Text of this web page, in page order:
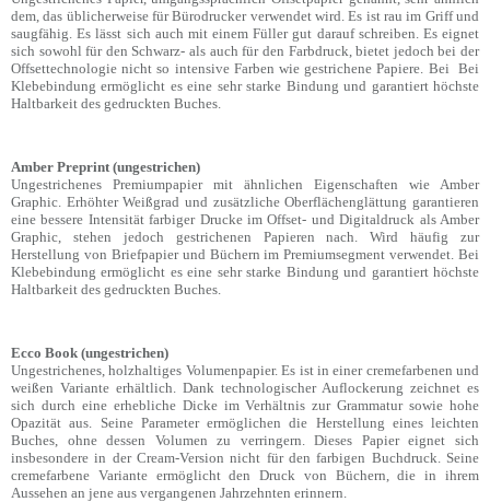
dem, das üblicherweise für Bürodrucker verwendet wird. Es ist rau im Griff und
saugfähig. Es lässt sich auch mit einem Füller gut darauf schreiben. Es eignet
sich sowohl für den Schwarz- als auch für den Farbdruck, bietet jedoch bei der
Offsettechnologie nicht so intensive Farben wie gestrichene Papiere. Bei Bei
Klebebindung ermöglicht es eine sehr starke Bindung und garantiert höchste
Haltbarkeit des gedruckten Buches.
Amber Preprint (ungestrichen)
Ungestrichenes Premiumpapier mit ähnlichen Eigenschaften wie Amber
Graphic. Erhöhter Weißgrad und zusätzliche Oberflächenglättung garantieren
eine bessere Intensität farbiger Drucke im Offset- und Digitaldruck als Amber
Graphic, stehen jedoch gestrichenen Papieren nach. Wird häufig zur
Herstellung von Briefpapier und Büchern im Premiumsegment verwendet. Bei
Klebebindung ermöglicht es eine sehr starke Bindung und garantiert höchste
Haltbarkeit des gedruckten Buches.
Ecco Book (ungestrichen)
Ungestrichenes, holzhaltiges Volumenpapier. Es ist in einer cremefarbenen und
weißen Variante erhältlich. Dank technologischer Auflockerung zeichnet es
sich durch eine erhebliche Dicke im Verhältnis zur Grammatur sowie hohe
Opazität aus. Seine Parameter ermöglichen die Herstellung eines leichten
Buches, ohne dessen Volumen zu verringern. Dieses Papier eignet sich
insbesondere in der Cream-Version nicht für den farbigen Buchdruck. Seine
cremefarbene Variante ermöglicht den Druck von Büchern, die in ihrem
Aussehen an jene aus vergangenen Jahrzehnten erinnern.